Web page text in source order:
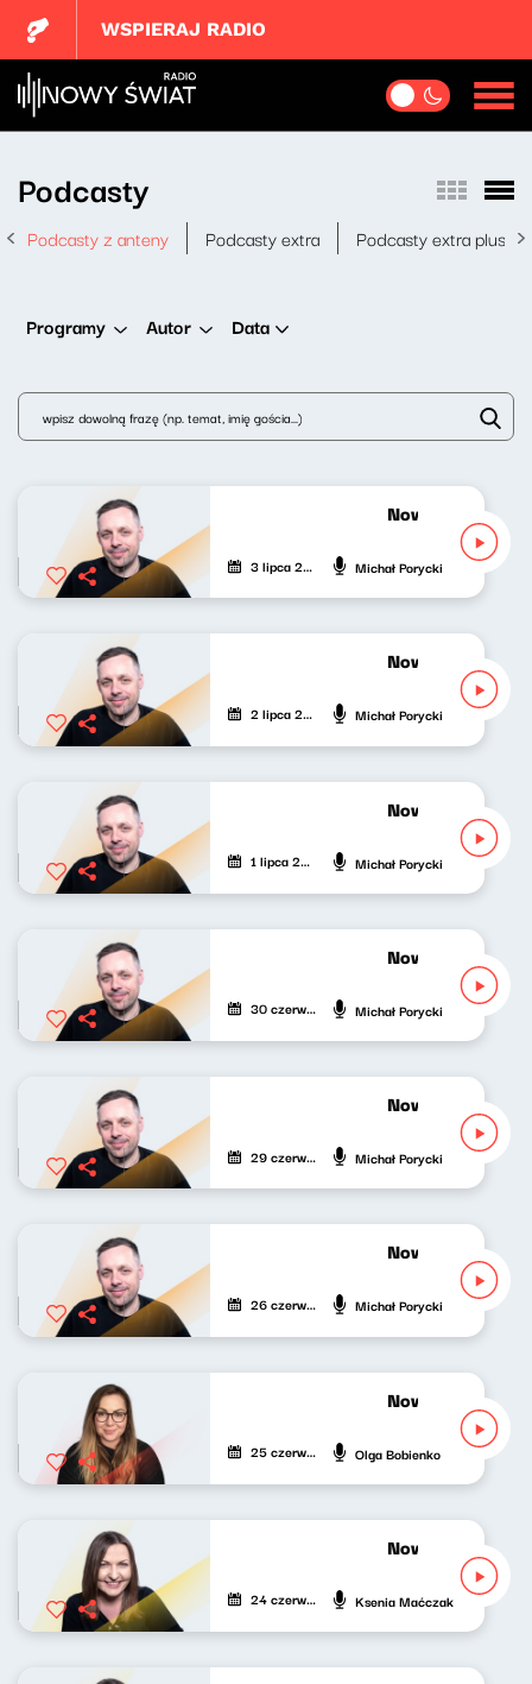
WSPIERAJ RADIO
Podcasty
Podcasty z anteny Podcasty extra Podcasty extra plus
Programy Autor Data
Nowy Świat po
3 lipca 2026 Michał Porycki
Nowy Świat po
2 lipca 2026 Michał Porycki
Nowy Świat po
1 lipca 2026 Michał Porycki
Nowy Świat po
30 czerwca 2026 Michał Porycki
Nowy Świat po
29 czerwca 2026 Michał Porycki
Nowy Świat po
26 czerwca 2026 Michał Porycki
Nowy Świat po
25 czerwca 2026 Olga Bobienko
Nowy Świat po
24 czerwca 2026 Ksenia Maćczak